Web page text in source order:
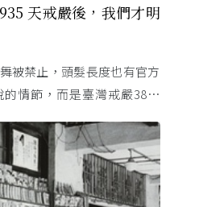
天戒嚴後，我們才明
被禁止，頭髮長度也有官方
情節，而是臺灣戒嚴38年